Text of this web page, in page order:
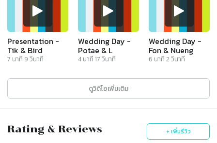
Presentation -
Tik & Bird
7 นาที 9วินาที
Wedding Day -
Potae & L
4นาที17วินาที
Wedding Day -
Fon & Nueng
6 นาที2วินาที
ดูวิดีโอเพิ่มเติม
Rating & Reviews + เพิ่มรีวิว